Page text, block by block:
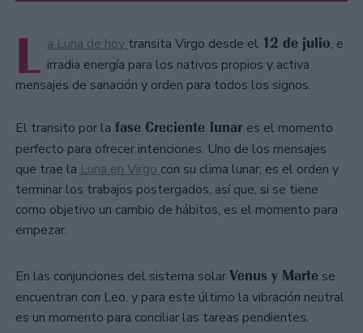
L a Luna de hoy transita Virgo desde el 12 de julio, e
irradia energía para los nativos propios y activa
mensajes de sanación y orden para todos los signos.
El transito por la fase Creciente lunar es el momento
perfecto para ofrecer intenciones. Uno de los mensajes
que trae la Luna en Virgo con su clima lunar, es el orden y
terminar los trabajos postergados, así que, si se tiene
como objetivo un cambio de hábitos, es el momento para
empezar.
En las conjunciones del sistema solarVenus y Marte se
encuentran con Leo, y para este último la vibración neutral
es un momento para conciliar las tareas pendientes.